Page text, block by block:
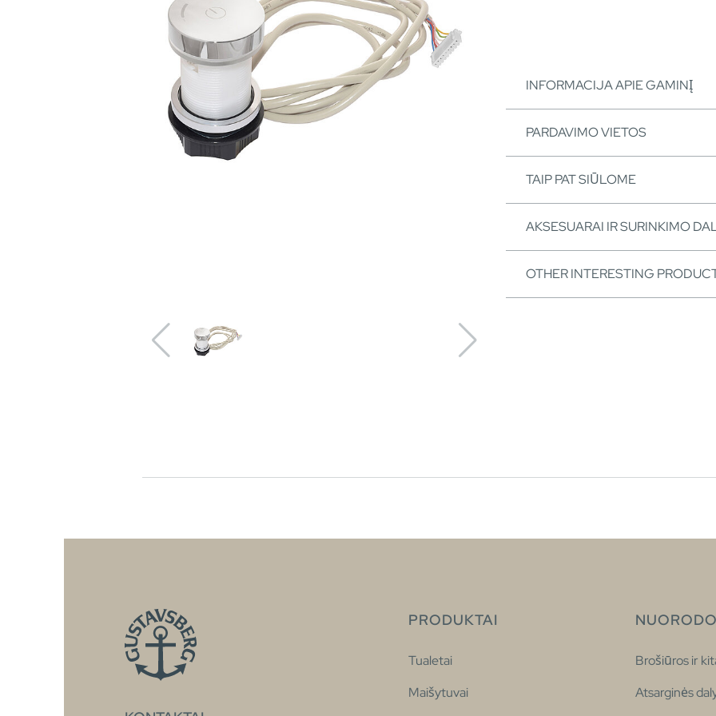
INFORMACIJA APIE GAMINĮ
PARDAVIMO VIETOS
TAIP PAT SIŪLOME
AKSESUARAI IR SURINKIMO
OTHER INTERESTING
PRODUKTAI
Tualetai
Maišytuvai
Brošiūros ir
Atsarginės